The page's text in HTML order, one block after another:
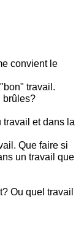
convient le
travail.
brûles?
et dans la
Que faire si
un travail que
Ou quel travail